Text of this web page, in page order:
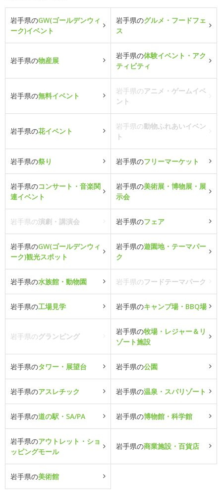
岩手県のGW(ゴールデンウィ
ーク)イベント
岩手県のグルメ・フードフェ
ス
岩手県の物産展
岩手県の体験イベント・アク
ティビティ
岩手県の無料イベント
岩手県のアニメ・ゲームイベ
ント
岩手県の花イベント
岩手県の動物ふれあいイベン
ト
岩手県の祭り 岩手県のフリーマーケット
岩手県のコンサート・音楽関
連イベント
岩手県の美術展・博物展・展
示会
岩手県の演劇・講演会 岩手県のフェア
岩手県のGW(ゴールデンウィ
ーク)観光スポット
岩手県の遊園地・テーマパー
ク
岩手県の水族館・動物園 岩手県のフードテーマパーク
岩手県の工場見学 岩手県のキャンプ場・BBQ場
岩手県のグランピング
岩手県の牧場・レジャー＆リ
ゾート施設
岩手県のタワー・展望台 岩手県の公園
岩手県のアスレチック 岩手県の温泉・スパリゾート
岩手県の道の駅・SA/PA 岩手県の博物館・科学館
岩手県のアウトレット・ショ
ッピングモール
岩手県の商業施設・百貨店
岩手県の美術館